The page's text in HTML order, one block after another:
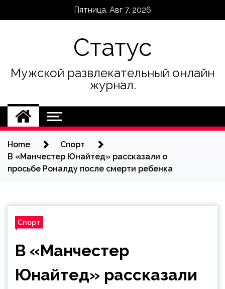
Пятница, Авг 7, 2026
Статус
Мужской развлекательный онлайн
журнал.
Home
Спорт
В «Манчестер Юнайтед» рассказали о
просьбе Роналду после смерти ребенка
Спорт
В «Манчестер
Юнайтед» рассказали